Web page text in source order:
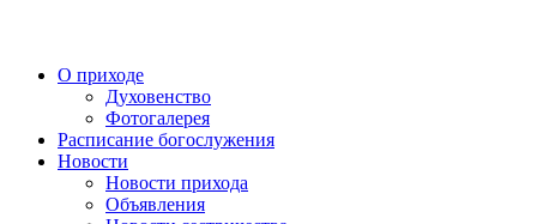
О приходе
Духовенство
Фотогалерея
Расписание богослужения
Новости
Новости прихода
Объявления